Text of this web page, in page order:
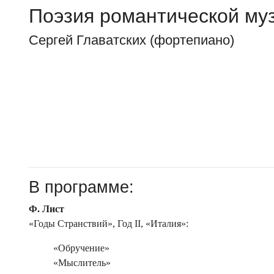
Поэзия романтической
Сергей Главатских (фортепиано)
В программе:
Ф. Лист
«Годы Странствий», Год II, «Италия»:
«Обручение»
«Мыслитель»